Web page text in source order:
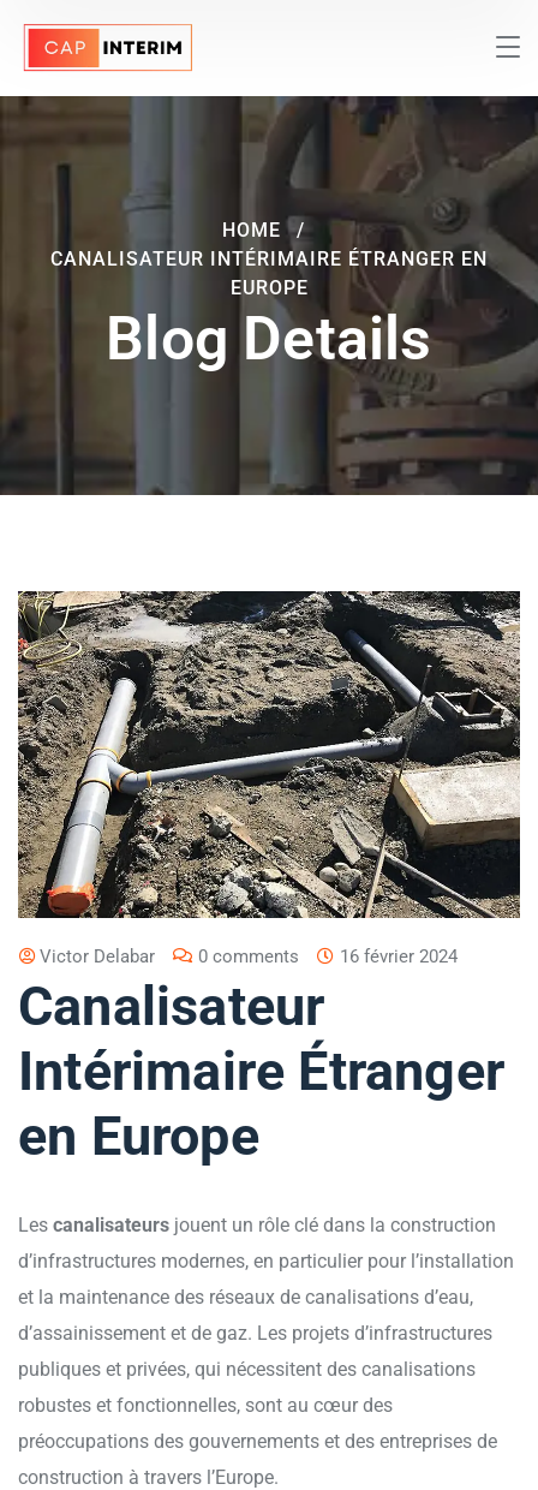
Blog Details
HOME
CANALISATEUR INTÉRIMAIRE ÉTRANGER EN
EUROPE
Victor Delabar 0 comments 16 février 2024
Canalisateur
Intérimaire Étranger
en Europe
Les canalisateurs jouent un rôle clé dans la construction
d’infrastructures modernes, en particulier pour l’installation
et la maintenance des réseaux de canalisations d’eau,
d’assainissement et de gaz. Les projets d’infrastructures
publiques et privées, qui nécessitent des canalisations
robustes et fonctionnelles, sont au cœur des
préoccupations des gouvernements et des entreprises de
construction à travers l’Europe.